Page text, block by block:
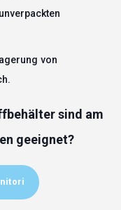
von
sind am
geeignet?